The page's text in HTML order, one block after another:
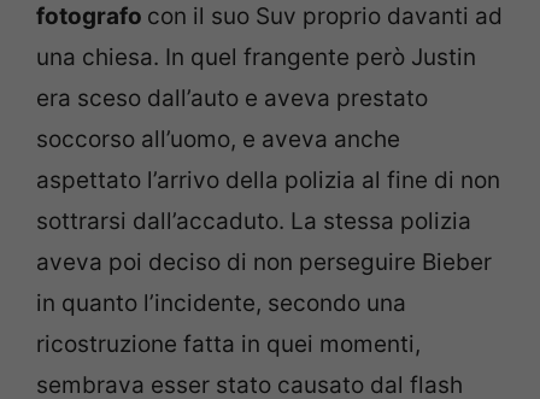
fotografo con il suo Suv proprio davanti ad
una chiesa. In quel frangente però Justin
era sceso dall’auto e aveva prestato
soccorso all’uomo, e aveva anche
aspettato l’arrivo della polizia al fine di non
sottrarsi dall’accaduto. La stessa polizia
aveva poi deciso di non perseguire Bieber
in quanto l’incidente, secondo una
ricostruzione fatta in quei momenti,
sembrava esser stato causato dal flash